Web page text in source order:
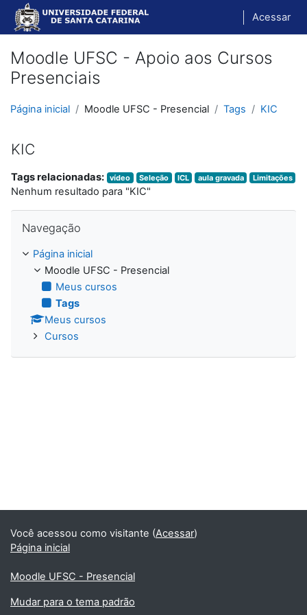
Ir para o conteúdo principal
Acessar
Moodle UFSC - Apoio aos Cursos
Presenciais
Página inicial Moodle UFSC - Presencial Tags KIC
KIC
Tags relacionadas: vídeo Seleção ICL aula gravada Limitações
Nenhum resultado para "KIC"
Navegação
Página inicial
Moodle UFSC - Presencial
Meus cursos
Tags
Meus cursos
Cursos
Você acessou como visitante (Acessar)
Página inicial
Moodle UFSC - Presencial
Mudar para o tema padrão